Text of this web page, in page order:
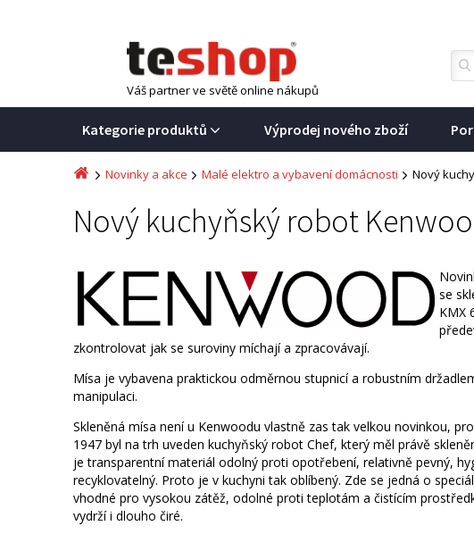
Váš partner ve světě online nákupů
Kategorie produktů Výprodej nového zboží
Novinky a akce Malé elektro a vybavení domácnosti Nový
Nový kuchyňský robot
se
KMX
zkontrolovat jak se suroviny míchají a zpracovávají.
Mísa je vybavena praktickou odměrnou stupnicí a robustním
manipulaci.
Skleněná mísa není u Kenwoodu vlastně zas tak velkou novinkou,
1947 byl na trh uveden kuchyňský robot Chef, který měl právě
je transparentní materiál odolný proti opotřebení, relativně pevný,
recyklovatelný. Proto je v kuchyni tak oblíbený. Zde se jedná o
vhodné pro vysokou zátěž, odolné proti teplotám a čistícím
vydrží i dlouho čiré.